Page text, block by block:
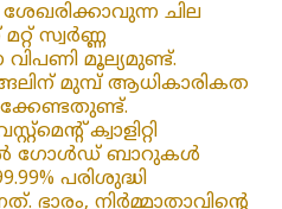
ശേഖരിക്കാവുന്ന ചില
സ്വർണ്ണ
മൂല്യമുണ്ട്.
മുമ്പ് ആധികാരികത
ക്വാളിറ്റി
ഗോൾഡ് ബാറുകൾ
പരിശുദ്ധി
ഭാരം, നിർമ്മാതാവിന്റെ